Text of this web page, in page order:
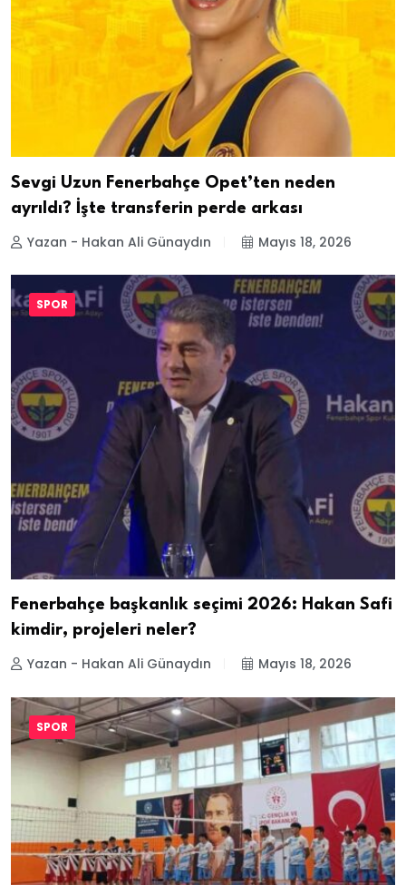
Sevgi Uzun Fenerbahçe Opet’ten neden
ayrıldı? İşte transferin perde arkası
Yazan - Hakan Ali Günaydın Mayıs 18, 2026
SPOR
Fenerbahçe başkanlık seçimi 2026: Hakan Safi
kimdir, projeleri neler?
Yazan - Hakan Ali Günaydın Mayıs 18, 2026
SPOR